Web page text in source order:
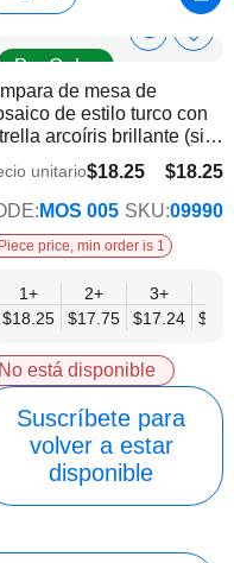
9+
$16.22
12+
$15.72
15+
$15.21
Pre Order
Show
Info
lista
de
de mesa de
de estilo turco con
arcoíris brillante (sin
$18.25
$14.20
unitario$18.25
MOS 005 SKU:09990
price, min order is 1
1+
$18.25
2+
$17.75
3+
$17.24
No está disponible
Suscríbete para
volver a estar
disponible